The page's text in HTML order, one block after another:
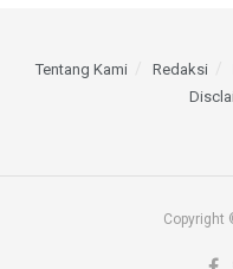
Tentang Kami Redaksi
Copyright